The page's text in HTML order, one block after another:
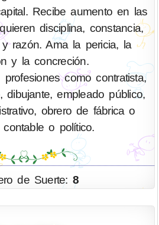
Recibe aumento en las
disciplina, constancia,
razón. Ama la pericia, la
y la concreción.
como contratista,
dibujante, empleado público,
obrero de fábrica o
contable o político.
de Suerte: 8